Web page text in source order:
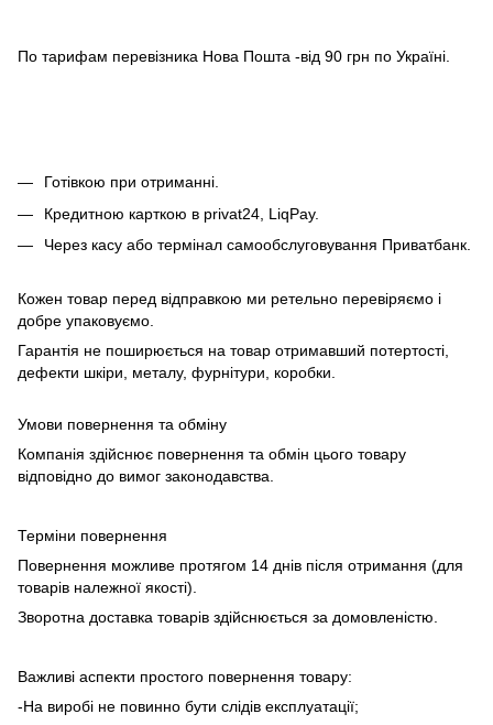
По тарифам перевізника Нова Пошта -від 90 грн по Україні.
Готівкою при отриманні.
Кредитною карткою в privat24, LiqPay.
Через касу або термінал самообслуговування Приватбанк.
Кожен товар перед відправкою ми ретельно перевіряємо і
добре упаковуємо.
Гарантія не поширюється на товар отримавший потертості,
дефекти шкіри, металу, фурнітури, коробки.
Умови повернення та обміну
Компанія здійснює повернення та обмін цього товару
відповідно до вимог законодавства.
Терміни повернення
Повернення можливе протягом 14 днів після отримання (для
товарів належної якості).
Зворотна доставка товарів здійснюється за домовленістю.
Важливі аспекти простого повернення товару:
-На виробі не повинно бути слідів експлуатації;